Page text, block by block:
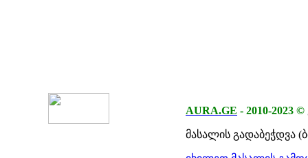
AURA.GE - 2010-2023 ©
მასალის გადაბეჭდვა